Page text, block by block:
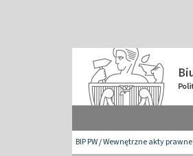
BIP PW/Wewnętrzne akty prawne